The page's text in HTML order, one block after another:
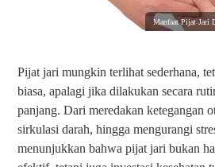
Manfaat Pijat Jari
Pijat jari mungkin terlihat sederhana,
biasa, apalagi jika dilakukan secara
panjang. Dari meredakan ketegangan
sirkulasi darah, hingga mengurangi
menunjukkan bahwa pijat jari bukan